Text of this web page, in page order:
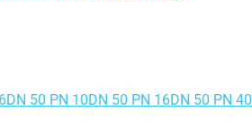
DN 50 PN 10DN 50 PN 16DN 50 PN 40